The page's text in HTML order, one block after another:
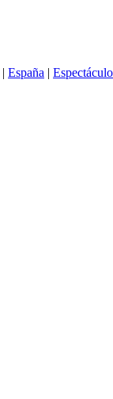
| España |